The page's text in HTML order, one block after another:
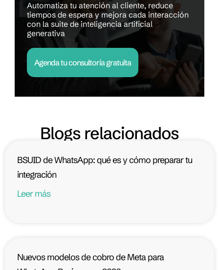
Automatiza tu atención al cliente, reduce
tiempos de espera y mejora cada interacción
con la suite de inteligencia artificial
generativa
Agenda tu consultoría gratuita
Blogs relacionados
BSUID de WhatsApp: qué es y cómo preparar tu
integración
Leer más
Nuevos modelos de cobro de Meta para